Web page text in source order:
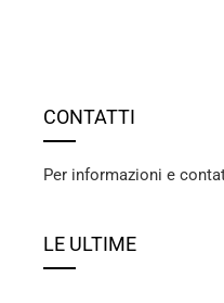
CONTATTI
Per informazioni e
LE ULTIME